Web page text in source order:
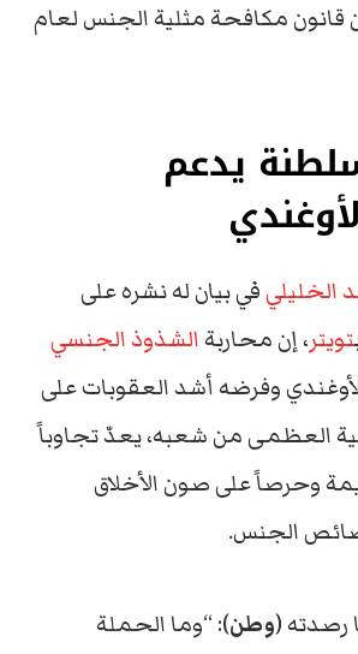
قانون مكافحة مثلية الجنس لعام
يدعم
الخليليفي بيان له نشره على
تويتر، إن محاربةالشذوذ الجنسي
وفرضه أشد العقوبات على
العظمى من شعبه، يعدّ تجاوباً
وحرصاً على صون الأخلاق
الجنس.
(وطن): “وما الحملة